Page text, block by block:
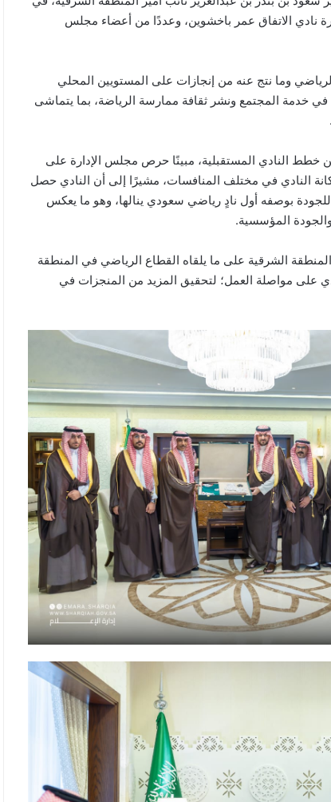
نادي الاتفاق عمر باخشوين، وعددًا من أعضاء مجلس
وما نتج عنه من إنجازات على المستويين المحلي
في خدمة المجتمع ونشر ثقافة ممارسة الرياضة، بما يتماشى
النادي المستقبلية، مبينًا حرص مجلس الإدارة على
النادي في مختلف المنافسات، مشيرًا إلى أن النادي حصل
بوصفه أول نادٍ رياضي سعودي ينالها، وهو ما يعكس
والجودة المؤسسية.
الشرقية على ما يلقاه القطاع الرياضي في المنطقة
على مواصلة العمل؛ لتحقيق المزيد من المنجزات في